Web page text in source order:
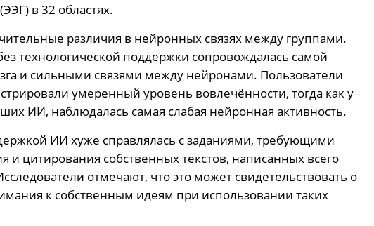
в 32 областях.
различия в нейронных связях между группами.
технологической поддержки сопровождалась самой
и сильными связями между нейронами. Пользователи
умеренный уровень вовлечённости, тогда как у
ИИ, наблюдалась самая слабая нейронная активность.
ИИ хуже справлялась с заданиями, требующими
цитирования собственных текстов, написанных всего
отмечают, что это может свидетельствовать о
к собственным идеям при использовании таких